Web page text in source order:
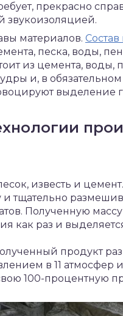
прекрасно
звукоизоляцией.
материалов.
песка, воды,
из цемента, воды,
и, в
выделение
известь и
тщательно
Полученную
как раз и
продукт
в 11 атмосфер
100-процентную